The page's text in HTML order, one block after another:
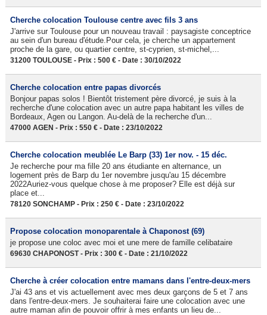
Cherche colocation Toulouse centre avec fils 3 ans
J'arrive sur Toulouse pour un nouveau travail : paysagiste conceptrice
au sein d'un bureau d'étude.Pour cela, je cherche un appartement
proche de la gare, ou quartier centre, st-cyprien, st-michel,...
31200 TOULOUSE - Prix : 500 € - Date : 30/10/2022
Cherche colocation entre papas divorcés
Bonjour papas solos ! Bientôt tristement père divorcé, je suis à la
recherche d'une colocation avec un autre papa habitant les villes de
Bordeaux, Agen ou Langon. Au-delà de la recherche d'un...
47000 AGEN - Prix : 550 € - Date : 23/10/2022
Cherche colocation meublée Le Barp (33) 1er nov. - 15 déc.
Je recherche pour ma fille 20 ans étudiante en alternance, un
logement près de Barp du 1er novembre jusqu'au 15 décembre
2022Auriez-vous quelque chose à me proposer? Elle est déjà sur
place et...
78120 SONCHAMP - Prix : 250 € - Date : 23/10/2022
Propose colocation monoparentale à Chaponost (69)
je propose une coloc avec moi et une mere de famille celibataire
69630 CHAPONOST - Prix : 300 € - Date : 21/10/2022
Cherche à créer colocation entre mamans dans l'entre-deux-mers
J'ai 43 ans et vis actuellement avec mes deux garçons de 5 et 7 ans
dans l'entre-deux-mers. Je souhaiterai faire une colocation avec une
autre maman afin de pouvoir offrir à mes enfants un lieu de...